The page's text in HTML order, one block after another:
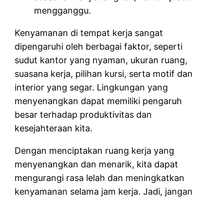
mengganggu.
Kenyamanan di tempat kerja sangat
dipengaruhi oleh berbagai faktor, seperti
sudut kantor yang nyaman, ukuran ruang,
suasana kerja, pilihan kursi, serta motif dan
interior yang segar. Lingkungan yang
menyenangkan dapat memiliki pengaruh
besar terhadap produktivitas dan
kesejahteraan kita.
Dengan menciptakan ruang kerja yang
menyenangkan dan menarik, kita dapat
mengurangi rasa lelah dan meningkatkan
kenyamanan selama jam kerja. Jadi, jangan